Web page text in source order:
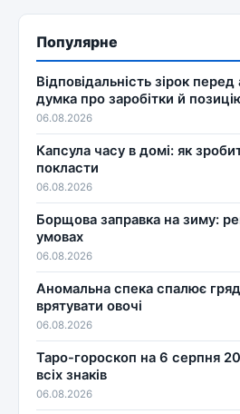
Популярне
Відповідальність зірок
думка про заробітки й
06.08.2026
Капсула часу в домі: як
покласти
06.08.2026
Борщова заправка на зиму:
умовах
06.08.2026
Аномальна спека спалює
врятувати овочі
06.08.2026
Таро-гороскоп на 6 серпня
всіх знаків
06.08.2026